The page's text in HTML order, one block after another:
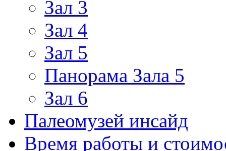
Зал 3
Зал 4
Зал 5
Панорама Зала 5
Зал 6
Палеомузей инсайд
Время работы и